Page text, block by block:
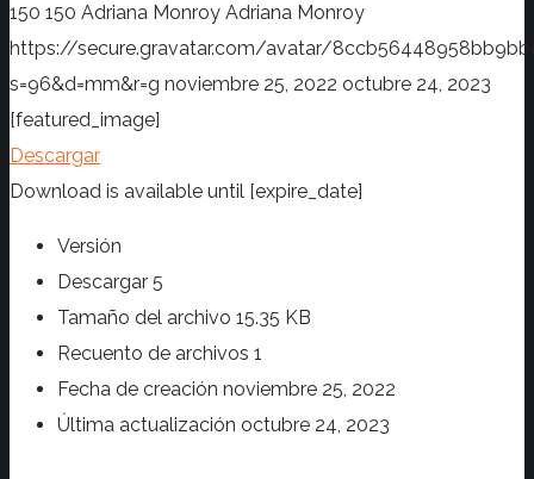
150 150 Adriana Monroy Adriana Monroy
https://secure.gravatar.com/avatar/
s=96&d=mm&r=g noviembre 25, 2022 octubre 24, 2023
[featured_image]
Descargar
Download is available until [expire_date]
Versión
Descargar 5
Tamaño del archivo 15.35 KB
Recuento de archivos 1
Fecha de creación noviembre 25, 2022
Última actualización octubre 24, 2023